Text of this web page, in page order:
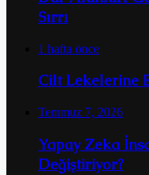
Sırrı
1 hafta önce
Cilt Lekelerine
Temmuz 7, 2026
Yapay Zeka
Değiştiriyor?